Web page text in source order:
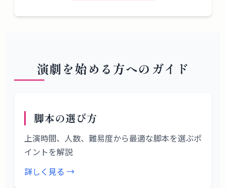
演劇を始める方へのガイド
脚本の選び方
上演時間、人数、難易度から最適な脚本を選ぶポ
イントを解説
詳しく見る →